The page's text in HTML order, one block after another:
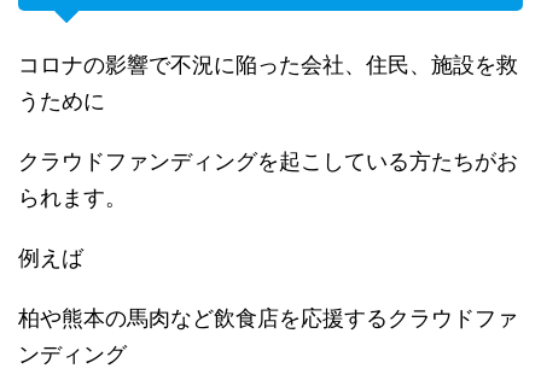
コロナの影響で不況に陥った会社、住民、施設を救
うために
クラウドファンディングを起こしている方たちがお
られます。
例えば
柏や熊本の馬肉など飲食店を応援するクラウドファ
ンディング